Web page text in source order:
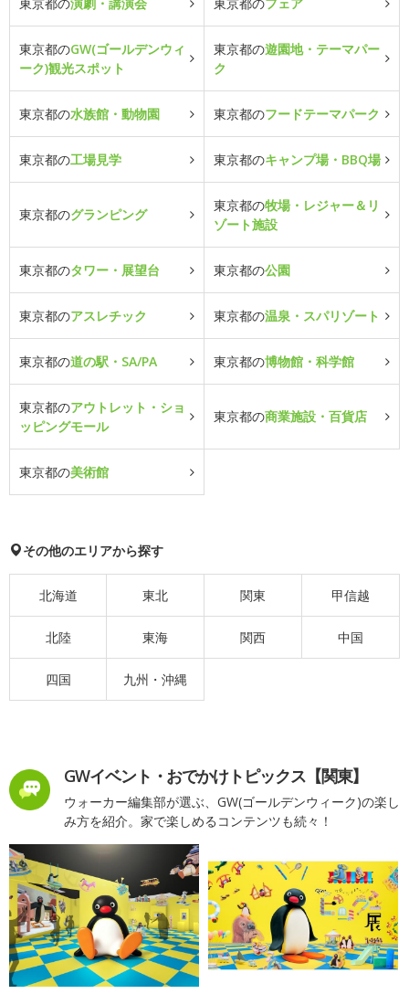
東京都のGW(ゴールデンウィ
ーク)観光スポット
東京都の遊園地・テーマパー
ク
東京都の水族館・動物園 東京都のフードテーマパーク
東京都の工場見学 東京都のキャンプ場・BBQ場
東京都のグランピング
東京都の牧場・レジャー＆リ
ゾート施設
東京都のタワー・展望台 東京都の公園
東京都のアスレチック 東京都の温泉・スパリゾート
東京都の道の駅・SA/PA 東京都の博物館・科学館
東京都のアウトレット・ショ
ッピングモール
東京都の商業施設・百貨店
東京都の美術館
その他のエリアから探す
北海道 東北 関東 甲信越
北陸 東海 関西 中国
四国 九州・沖縄
GWイベント・おでかけトピックス【関東】
ウォーカー編集部が選ぶ、GW(ゴールデンウィーク)の楽し
み方を紹介。家で楽しめるコンテンツも続々！